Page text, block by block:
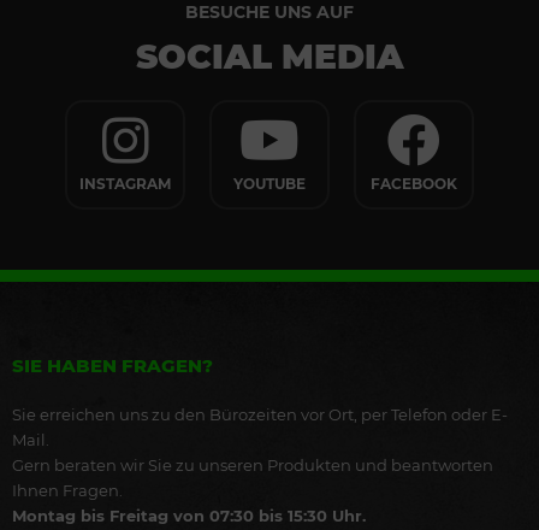
BESUCHE UNS AUF
SOCIAL MEDIA
INSTAGRAM YOUTUBE FACEBOOK
SIE HABEN FRAGEN?
Sie erreichen uns zu den Bürozeiten vor Ort, per Telefon oder E-
Mail.
Gern beraten wir Sie zu unseren Produkten und beantworten
Ihnen Fragen.
Montag bis Freitag von 07:30 bis 15:30 Uhr.